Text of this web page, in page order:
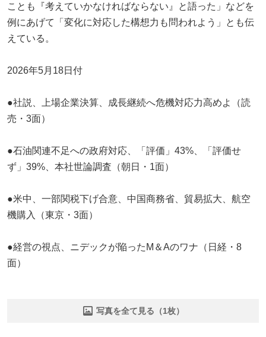
ことも『考えていかなければならない』と語った」などを
例にあげて「変化に対応した構想力も問われよう」とも伝
えている。
2026年5月18日付
●社説、上場企業決算、成長継続へ危機対応力高めよ（読
売・3面）
●石油関連不足への政府対応、「評価」43%、「評価せ
ず」39%、本社世論調査（朝日・1面）
●米中、一部関税下げ合意、中国商務省、貿易拡大、航空
機購入（東京・3面）
●経営の視点、ニデックが陥ったM＆Aのワナ（日経・8
面）
写真を全て見る（1枚）